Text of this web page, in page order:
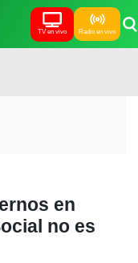
TV en vivo Radio en vivo
en
no es